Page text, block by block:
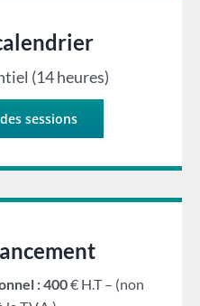
(14 heures)
sessions
: 400€ H.T – (non